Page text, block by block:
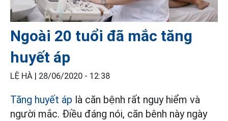
Ngoài 20 tuổi đã mắc tăng
huyết áp
LỆ HÀ | 28/06/2020 - 12:38
Tăng huyết áp là căn bệnh rất nguy hiểm và
người mắc. Điều đáng nói, căn bênh này ngày